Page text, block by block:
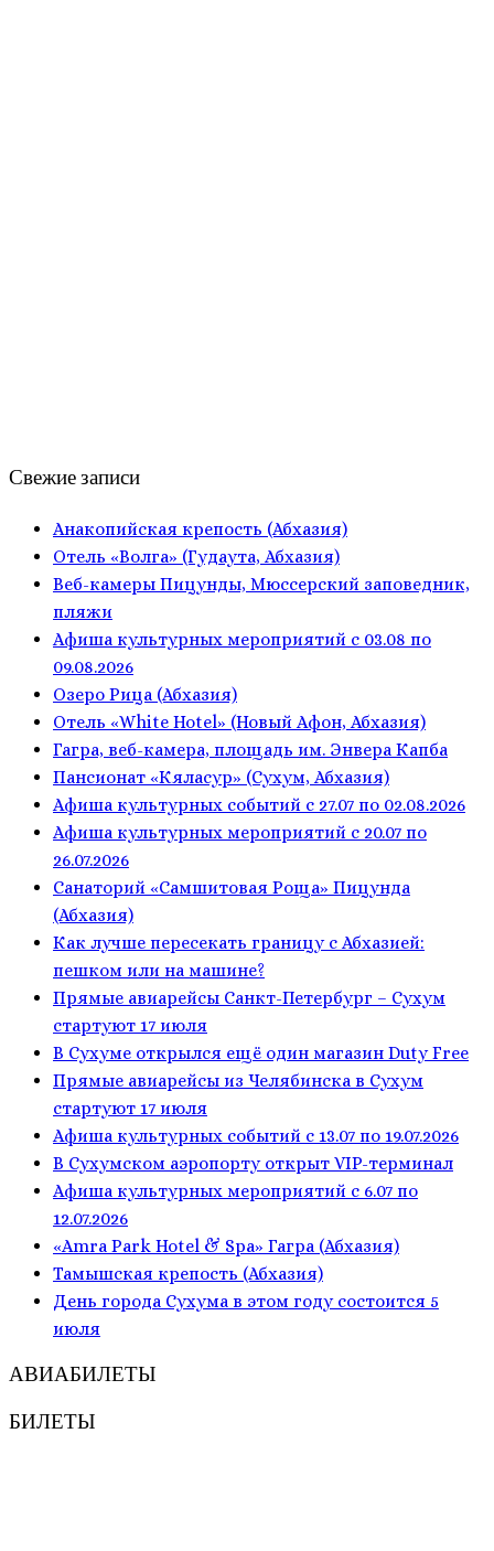
Свежие записи
Анакопийская крепость (Абхазия)
Отель «Волга» (Гудаута, Абхазия)
Веб-камеры Пицунды, Мюссерский заповедник,
пляжи
Афиша культурных мероприятий с 03.08 по
09.08.2026
Озеро Рица (Абхазия)
Отель «White Hotel» (Новый Афон, Абхазия)
Гагра, веб-камера, площадь им. Энвера Капба
Пансионат «Кяласур» (Сухум, Абхазия)
Афиша культурных событий с 27.07 по 02.08.2026
Афиша культурных мероприятий с 20.07 по
26.07.2026
Санаторий «Самшитовая Роща» Пицунда
(Абхазия)
Как лучше пересекать границу с Абхазией:
пешком или на машине?
Прямые авиарейсы Санкт-Петербург – Сухум
стартуют 17 июля
В Сухуме открылся ещё один магазин Duty Free
Прямые авиарейсы из Челябинска в Сухум
стартуют 17 июля
Афиша культурных событий с 13.07 по 19.07.2026
В Сухумском аэропорту открыт VIP-терминал
Афиша культурных мероприятий с 6.07 по
12.07.2026
«Amra Park Hotel & Spa» Гагра (Абхазия)
Тамышская крепость (Абхазия)
День города Сухума в этом году состоится 5
июля
АВИАБИЛЕТЫ
БИЛЕТЫ